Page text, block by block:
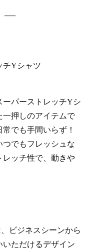
チYシャツ
ーパーストレッチYシ
一押しのアイテムで
でも手間いらず！
でもフレッシュな
ッチ性で、動きや
ビジネスシーンから
いただけるデザイン